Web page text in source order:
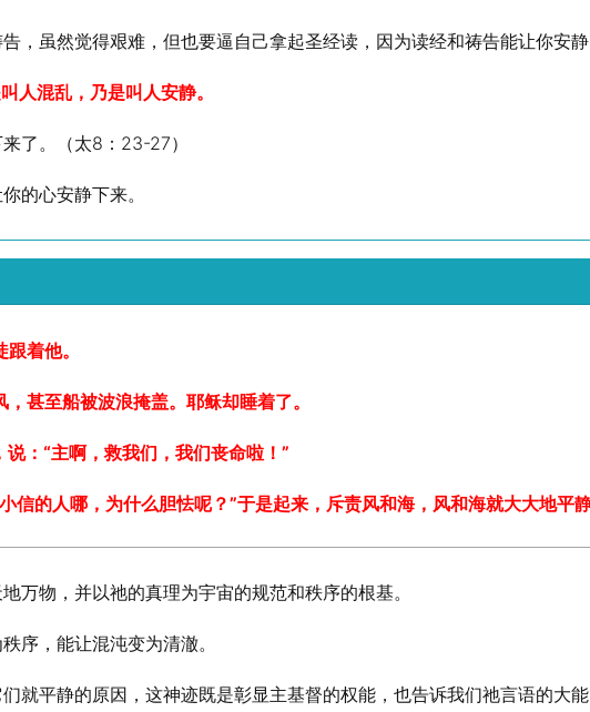
，虽然觉得艰难，但也要逼自己拿起圣经读，因为读经和祷告能让你安
人混乱，乃是叫人安静。
了。（太8：23-27）
的心安静下来。
着他。
甚至船被波浪掩盖。耶稣却睡着了。
：“主啊，救我们，我们丧命啦！”
信的人哪，为什么胆怯呢？”于是起来，斥责风和海，风和海就大大地平静
万物，并以祂的真理为宇宙的规范和秩序的根基。
序，能让混沌变为清澈。
就平静的原因，这神迹既是彰显主基督的权能，也告诉我们祂言语的大能